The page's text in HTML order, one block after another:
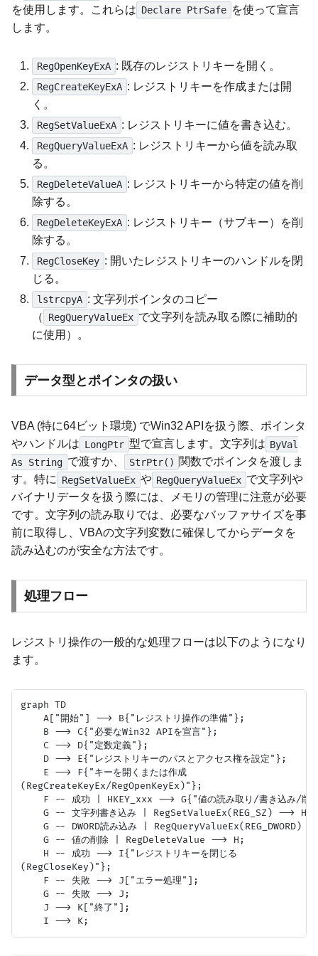
を使用します。これらは Declare PtrSafe を使って宣言
します。
RegOpenKeyExA : 既存のレジストリキーを開く。
RegCreateKeyExA : レジストリキーを作成または開
く。
RegSetValueExA : レジストリキーに値を書き込む。
RegQueryValueExA : レジストリキーから値を読み取
る。
RegDeleteValueA : レジストリキーから特定の値を削
除する。
RegDeleteKeyExA : レジストリキー（サブキー）を削
除する。
RegCloseKey : 開いたレジストリキーのハンドルを閉
じる。
lstrcpyA : 文字列ポインタのコピー
（
RegQueryValueEx で文字列を読み取る際に補助的
に使用）。
データ型とポインタの扱い
VBA (特に64ビット環境) でWin32 APIを扱う際、ポインタ
やハンドルは LongPtr 型で宣言します。文字列は ByVal
As String で渡すか、 StrPtr() 関数でポインタを渡しま
す。特に RegSetValueEx や RegQueryValueEx で文字列や
バイナリデータを扱う際には、メモリの管理に注意が必要
です。文字列の読み取りでは、必要なバッファサイズを事
前に取得し、VBAの文字列変数に確保してからデータを
読み込むのが安全な方法です。
処理フロー
レジストリ操作の一般的な処理フローは以下のようになり
ます。
graph TD
    A["開始"] --> B{"レジストリ操作の準備"};
    B --> C{"必要なWin32 APIを宣言"};
    C --> D{"定数定義"};
    D --> E{"レジストリキーのパスとアクセス権を設定"};
    E --> F{"キーを開くまたは作成
(RegCreateKeyEx/RegOpenKeyEx)"};
F -- 成功 | HKEY_xxx --> G{"値の読み取り/書き込み/削
G -- 文字列書き込み | RegSetValueEx(REG_SZ) --> H{"
G -- DWORD読み込み | RegQueryValueEx(REG_DWORD)
    G -- 値の削除 | RegDeleteValue --> H;
    H -- 成功 --> I{"レジストリキーを閉じる
(RegCloseKey)"};
    F -- 失敗 --> J["エラー処理"];
    G -- 失敗 --> J;
    J --> K["終了"];